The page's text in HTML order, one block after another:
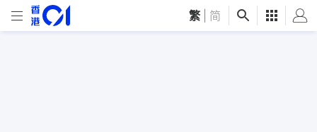
繁 简